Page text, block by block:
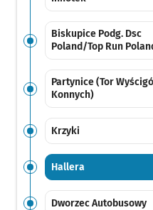
Biskupice Podg. Dsc
Poland/Top Run
Partynice (Tor
Konnych)
Krzyki
Hallera
Dworzec Autobusowy